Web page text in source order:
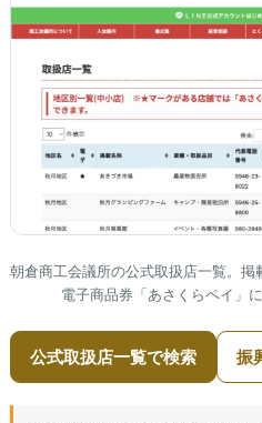
朝倉商工会議所の公式取扱店一覧。
電子商品券「あさくらペイ」
公式取扱店一覧で検索 振